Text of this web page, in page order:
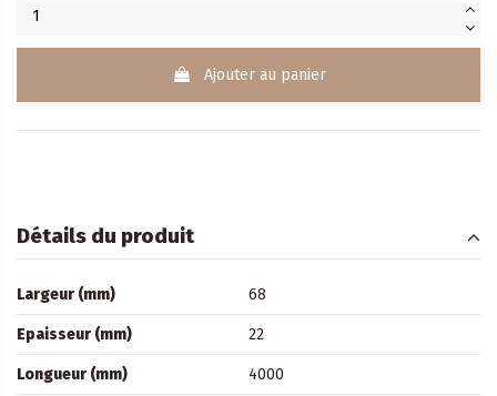
Ajouter au panier
Détails du produit
Largeur (mm) 68
Epaisseur (mm) 22
Longueur (mm) 4000